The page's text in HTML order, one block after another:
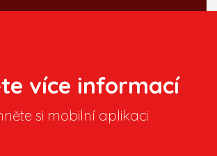
více informací
si mobilní aplikaci